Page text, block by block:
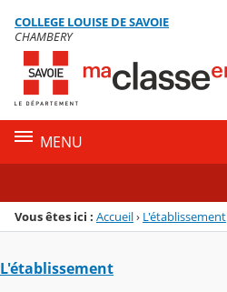
Menu de la rubrique
Contenu
COLLEGE LOUISE DE SAVOIE
CHAMBERY
MENU
Vous êtes ici : Accueil› L'établissement
L'établissement